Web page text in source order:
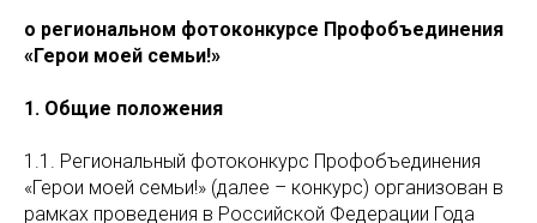
о региональном фотоконкурсе Профобъединения
«Герои моей семьи!»
1. Общие положения
1.1. Региональный фотоконкурс Профобъединения
«Герои моей семьи!» (далее – конкурс) организован в
рамках проведения в Российской Федерации Года